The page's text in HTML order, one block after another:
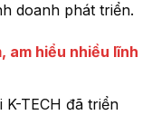
doanh phát triển.
am hiểu nhiều lĩnh
TECH đã triển